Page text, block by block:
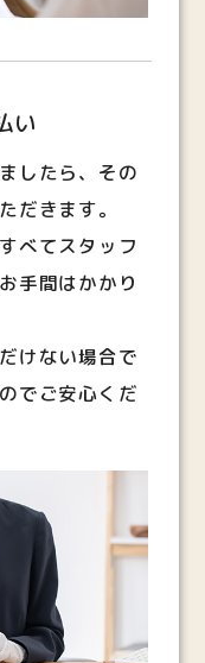
い
したら、その
だきます。
べてスタッフ
手間はかかり
けない場合で
でご安心くだ